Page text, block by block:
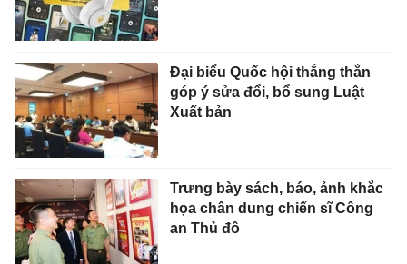
Đại biểu Quốc hội thẳng thắn
góp ý sửa đổi, bổ sung Luật
Xuất bản
Trưng bày sách, báo, ảnh khắc
họa chân dung chiến sĩ Công
an Thủ đô